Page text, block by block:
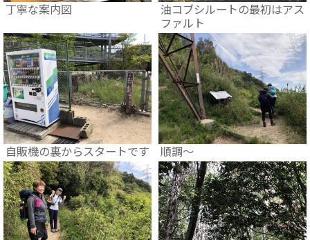
丁寧な案内図
油コブシルートの最初はアス
ファルト
自販機の裏からスタートです 順調～